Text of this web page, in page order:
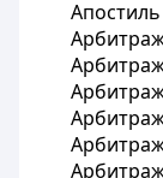
Апостиль